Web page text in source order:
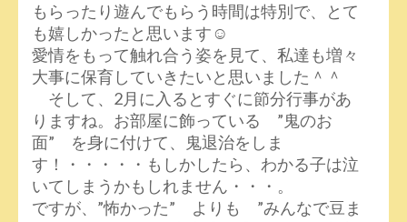
もらったり遊んでもらう時間は特別で、とて
も嬉しかったと思います☺
愛情をもって触れ合う姿を見て、私達も増々
大事に保育していきたいと思いました＾＾
そして、2月に入るとすぐに節分行事があ
りますね。お部屋に飾っている ”鬼のお
面” を身に付けて、鬼退治をしま
す！・・・・・もしかしたら、わかる子は泣
いてしまうかもしれません・・・。
ですが、”怖かった” よりも ”みんなで豆ま